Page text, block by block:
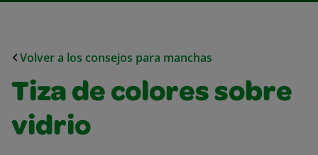
Volver a los consejos para manchas
Tiza de colores sobre
vidrio